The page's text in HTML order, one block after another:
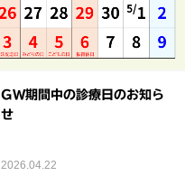
GW期間中の診療日のお知ら
せ
2026.04.22